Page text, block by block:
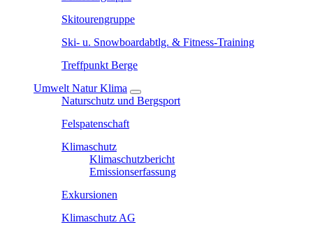
Skitourengruppe
Ski- u. Snowboardabtlg. & Fitness-Training
Treffpunkt Berge
Umwelt Natur Klima
Naturschutz und Bergsport
Felspatenschaft
Klimaschutz
Klimaschutzbericht
Emissionserfassung
Exkursionen
Klimaschutz AG